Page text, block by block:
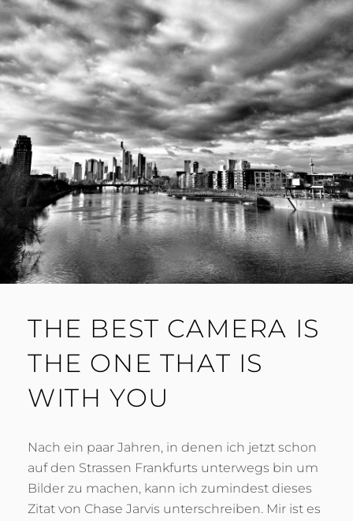
THE BEST CAMERA IS
THE ONE THAT IS
WITH YOU
Nach ein paar Jahren, in denen ich jetzt schon
auf den Strassen Frankfurts unterwegs bin um
Bilder zu machen, kann ich zumindest dieses
Zitat von Chase Jarvis unterschreiben. Mir ist es